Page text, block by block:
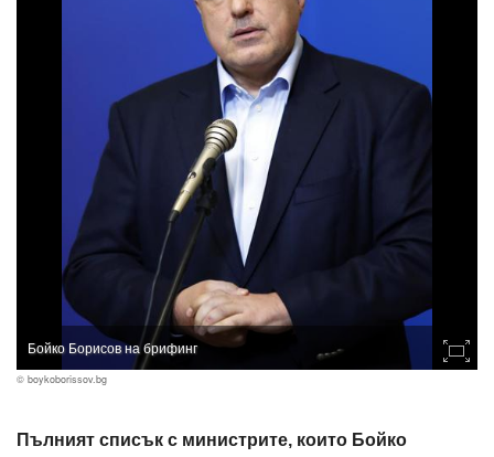
Бойко Борисов на брифинг
© boykoborissov.bg
Пълният списък с министрите, които Бойко